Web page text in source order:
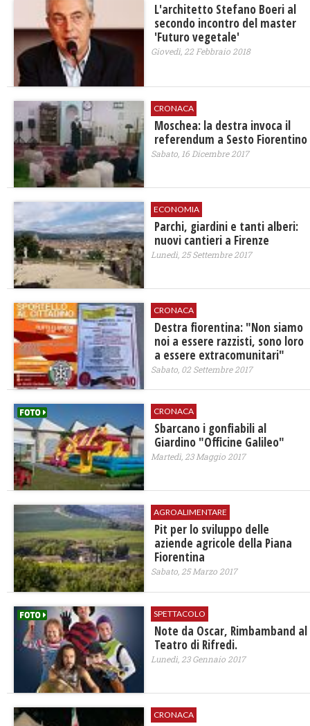
L'architetto Stefano Boeri al
secondo incontro del master
'Futuro vegetale'
Giovedì, 22 Febbraio 2018
CRONACA
Moschea: la destra invoca il
referendum a Sesto Fiorentino
Sabato, 16 Dicembre 2017
ECONOMIA
​Parchi, giardini e tanti alberi:
nuovi cantieri a Firenze
Lunedì, 25 Settembre 2017
CRONACA
Destra fiorentina: "Non siamo
noi a essere razzisti, sono loro
a essere extracomunitari"
Sabato, 02 Settembre 2017
CRONACA
Sbarcano i gonfiabili al
Giardino "Officine Galileo"
Martedì, 23 Maggio 2017
AGROALIMENTARE
Pit per lo sviluppo delle
aziende agricole della Piana
Fiorentina
Sabato, 25 Marzo 2017
SPETTACOLO
Note da Oscar, Rimbamband al
Teatro di Rifredi.
Lunedì, 23 Gennaio 2017
CRONACA